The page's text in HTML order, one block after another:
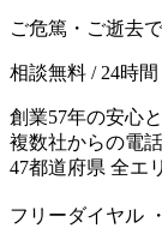
ご危篤・ご逝去
相談無料 / 24時
創業57年の安心
複数社からの電
47都道府県 全エ
フリーダイヤル